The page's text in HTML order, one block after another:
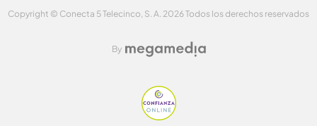
Copyright © Conecta 5 Telecinco, S. A. 2026 Todos los derechos reservados
By